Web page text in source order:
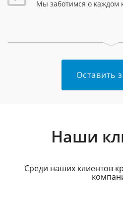
Мы заботимся о каждом
Оставить
Наши
Среди наших клиентов